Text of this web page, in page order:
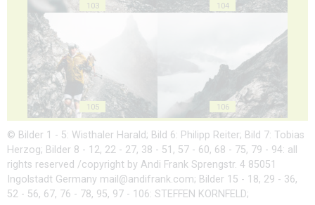
103 104
105 106
© Bilder 1 - 5: Wisthaler Harald; Bild 6: Philipp Reiter; Bild 7: Tobias
Herzog; Bilder 8 - 12, 22 - 27, 38 - 51, 57 - 60, 68 - 75, 79 - 94: all
rights reserved /copyright by Andi Frank Sprengstr. 4 85051
Ingolstadt Germany mail@andifrank.com; Bilder 15 - 18, 29 - 36,
52 - 56, 67, 76 - 78, 95, 97 - 106: STEFFEN KORNFELD;